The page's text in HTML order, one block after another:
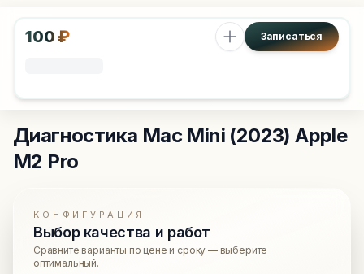
100 ₽ Записаться
Диагностика Mac Mini (2023) Apple
M2 Pro
КОНФИГУРАЦИЯ
Выбор качества и работ
Сравните варианты по цене и сроку — выберите
оптимальный.